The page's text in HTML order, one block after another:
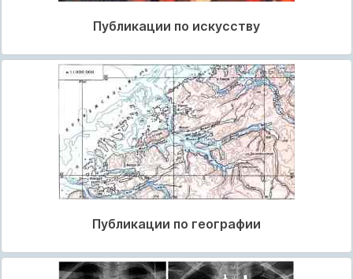
Публикации по искусству
Публикации по географии